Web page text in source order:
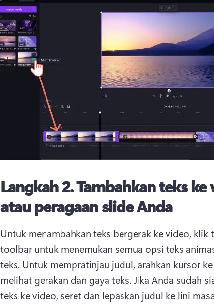
Langkah 2.Tambahkan teks ke
atau peragaan slide Anda
Untuk menambahkan teks bergerak ke video, klik
toolbar untuk menemukan semua opsi teks
teks. Untuk mempratinjau judul, arahkan kursor
melihat gerakan dan gaya teks. Jika Anda sudah
teks ke video, seret dan lepaskan judul ke lini